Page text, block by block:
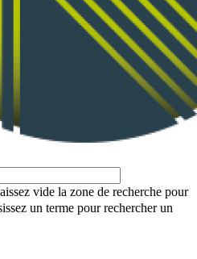
vide la zone de recherche pour
un terme pour rechercher un